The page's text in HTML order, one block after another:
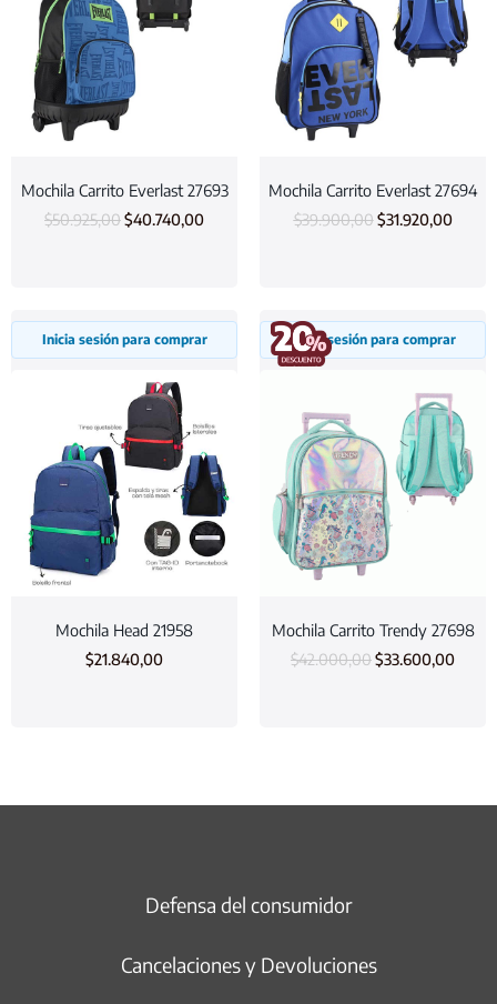
Mochila Carrito Everlast 27693
$50.925,00$40.740,00
Mochila Carrito Everlast 27694
$39.900,00 $31.920,00
Inicia sesión para comprar
Mochila Head 21958
$21.840,00
Inicia sesión para comprar
Mochila Carrito Trendy 27698
$42.000,00$33.600,00
Defensa del consumidor
Cancelaciones y Devoluciones